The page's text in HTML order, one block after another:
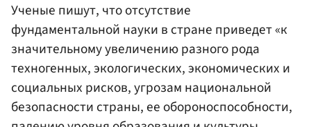
Ученые пишут, что отсутствие
фундаментальной науки в стране приведет «к
значительному увеличению разного рода
техногенных, экологических, экономических и
социальных рисков, угрозам национальной
безопасности страны, ее обороноспособности,